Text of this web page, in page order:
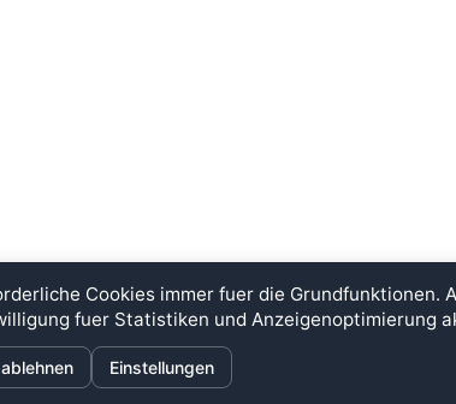
Cookies immer fuer die Grundfunktionen.
fuer Statistiken und Anzeigenoptimierung
Einstellungen